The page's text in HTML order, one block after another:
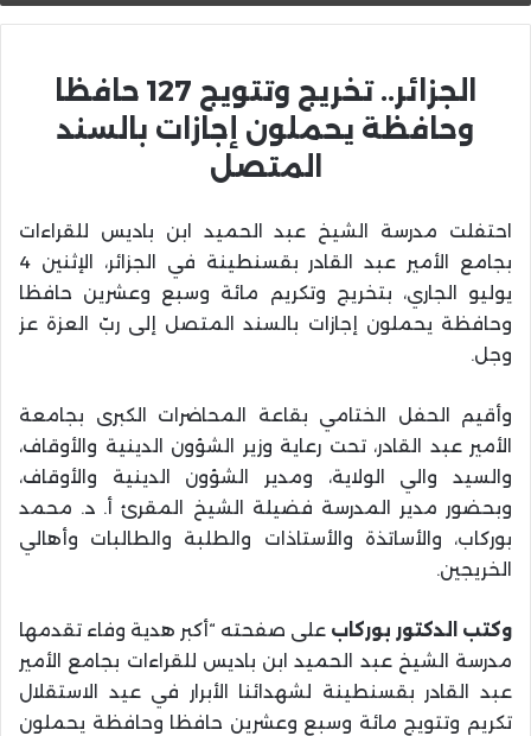
الجزائر.. تخريج وتتويج 127 حافظا
وحافظة يحملون إجازات بالسند
المتصل
احتفلت مدرسة الشيخ عبد الحميد ابن باديس للقراءات
بجامع الأمير عبد القادر بقسنطينة في الجزائر، الإثنين 4
يوليو الجاري، بتخريج وتكريم مائة وسبع وعشرين حافظا
وحافظة يحملون إجازات بالسند المتصل إلى ربّ العزة عز
وجل.
وأقيم الحفل الختامي بقاعة المحاضرات الكبرى بجامعة
الأمير عبد القادر، تحت رعاية وزير الشؤون الدينية والأوقاف،
والسيد والي الولاية، ومدير الشؤون الدينية والأوقاف،
وبحضور مدير المدرسة فضيلة الشيخ المقرئ أ. د. محمد
بوركاب، والأساتذة والأستاذات والطلبة والطالبات وأهالي
الخريجين.
وكتب الدكتور بوركاب على صفحته “أكبر هدية وفاء تقدمها
مدرسة الشيخ عبد الحميد ابن باديس للقراءات بجامع الأمير
عبد القادر بقسنطينة لشهدائنا الأبرار في عيد الاستقلال
تكريم وتتويج مائة وسبع وعشرين حافظا وحافظة يحملون